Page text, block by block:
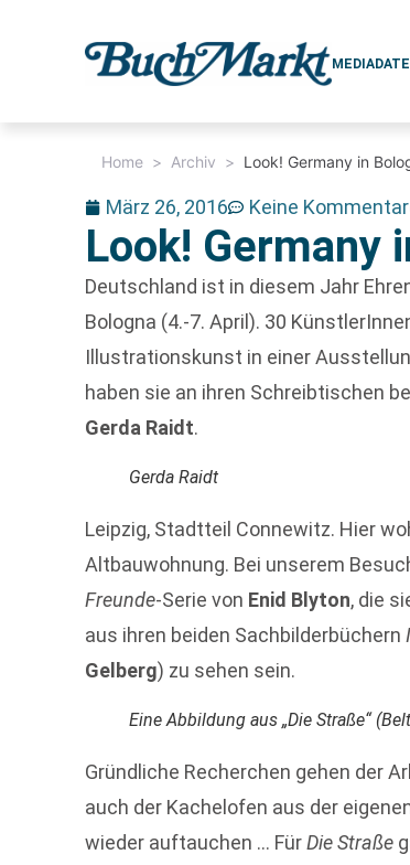
Home > Archiv > Look! Germany in
März 26, 2016 Keine
Look! Germany
Deutschland ist in diesem Jahr
Bologna (4.-7. April). 30
Illustrationskunst in einer
haben sie an ihren Schreibtischen
Gerda Raidt.
Gerda Raidt
Leipzig, Stadtteil Connewitz. Hier
Altbauwohnung. Bei unserem
Freunde-Serie von Enid Blyton, die
aus ihren beiden Sachbilderbüchern
Gelberg) zu sehen sein.
Eine Abbildung aus „Die Straße“
Gründliche Recherchen gehen der
auch der Kachelofen aus der
wieder auftauchen … FürDie Straße